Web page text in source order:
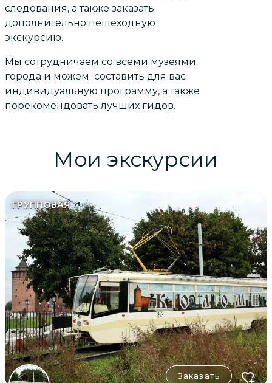
следования, а также заказать
дополнительно пешеходную
экскурсию.
Мы сотрудничаем со всеми музеями
города и можем составить для вас
индивидуальную программу, а также
порекомендовать лучших гидов.
Мои экскурсии
ГРУППОВАЯ
Заказать